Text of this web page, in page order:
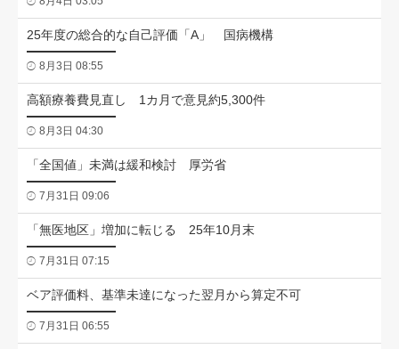
25年度の総合的な自己評価「A」 国病機構
8月3日 08:55
高額療養費見直し 1カ月で意見約5,300件
8月3日 04:30
「全国値」未満は緩和検討 厚労省
7月31日 09:06
「無医地区」増加に転じる 25年10月末
7月31日 07:15
ベア評価料、基準未達になった翌月から算定不可
7月31日 06:55